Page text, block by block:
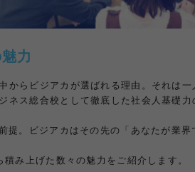
力
からビジアカが選ばれる理由。それは
ネス総合校として徹底した社会人基礎
提。ビジアカはその先の「あなたが業
み上げた数々の魅力をご紹介します。